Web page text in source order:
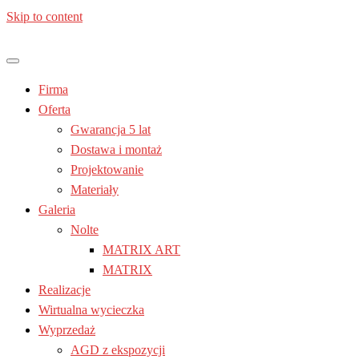
Skip to content
Meble kuchenne – Laura | Nolte
| Lublin
Firma
Oferta
Gwarancja 5 lat
Dostawa i montaż
Projektowanie
Materiały
Galeria
Nolte
MATRIX ART
MATRIX
Realizacje
Wirtualna wycieczka
Wyprzedaż
AGD z ekspozycji